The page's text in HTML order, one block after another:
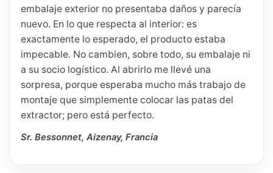
embalaje exterior no presentaba daños y parecía
nuevo. En lo que respecta al interior: es
exactamente lo esperado, el producto estaba
impecable. No cambien, sobre todo, su embalaje ni
a su socio logístico. Al abrirlo me llevé una
sorpresa, porque esperaba mucho más trabajo de
montaje que simplemente colocar las patas del
extractor; pero está perfecto.
Sr. Bessonnet, Aizenay, Francia